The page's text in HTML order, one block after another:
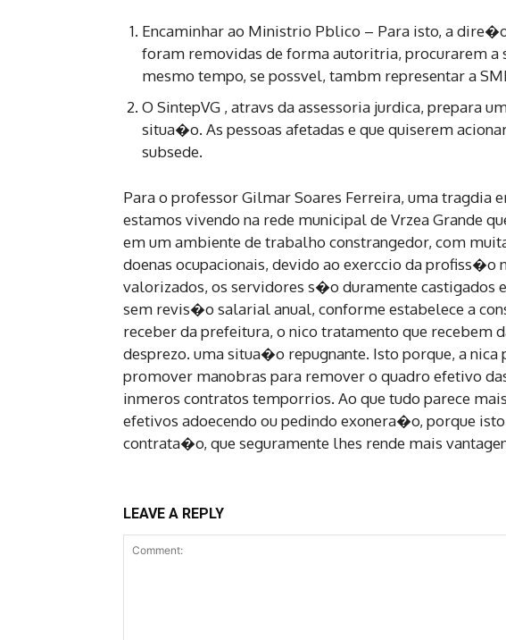
Encaminhar ao Ministrio Pblico – Para isto, a
foram removidas de forma autoritria, procurarem a
mesmo tempo, se possvel, tambm representar a
O SintepVG , atravs da assessoria jurdica, prepara
situa�o. As pessoas afetadas e que quiserem
subsede.
Para o professor Gilmar Soares Ferreira, uma tragdia
estamos vivendo na rede municipal de Vrzea Grande
em um ambiente de trabalho constrangedor, com
doenas ocupacionais, devido ao exerccio da profiss�o
valorizados, os servidores s�o duramente castigados
sem revis�o salarial anual, conforme estabelece a
receber da prefeitura, o nico tratamento que recebem
desprezo. uma situa�o repugnante. Isto porque, a
promover manobras para remover o quadro efetivo
inmeros contratos temporrios. Ao que tudo parece
efetivos adoecendo ou pedindo exonera�o, porque
contrata�o, que seguramente lhes rende mais
LEAVE A REPLY